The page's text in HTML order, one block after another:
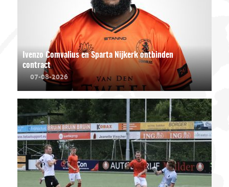
Ivenzo Comvalius en Sparta Nijkerk ontbinden
contract
07-08-2026